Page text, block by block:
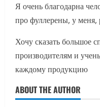
Я очень благодарна
про фуллерены, у меня,
Хочу сказать большое
производителям и
каждому продукцию
ABOUT THE AUTHOR